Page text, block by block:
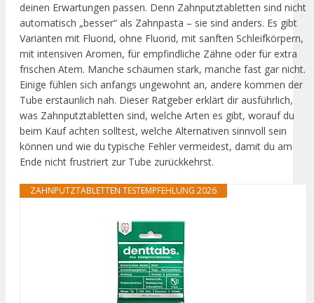
deinen Erwartungen passen. Denn Zahnputztabletten sind nicht
automatisch „besser“ als Zahnpasta – sie sind anders. Es gibt
Varianten mit Fluorid, ohne Fluorid, mit sanften Schleifkörpern,
mit intensiven Aromen, für empfindliche Zähne oder für extra
frischen Atem. Manche schäumen stark, manche fast gar nicht.
Einige fühlen sich anfangs ungewohnt an, andere kommen der
Tube erstaunlich nah. Dieser Ratgeber erklärt dir ausführlich,
was Zahnputztabletten sind, welche Arten es gibt, worauf du
beim Kauf achten solltest, welche Alternativen sinnvoll sein
können und wie du typische Fehler vermeidest, damit du am
Ende nicht frustriert zur Tube zurückkehrst.
ZAHNPUTZTABLETTEN TESTEMPFEHLUNG 2026